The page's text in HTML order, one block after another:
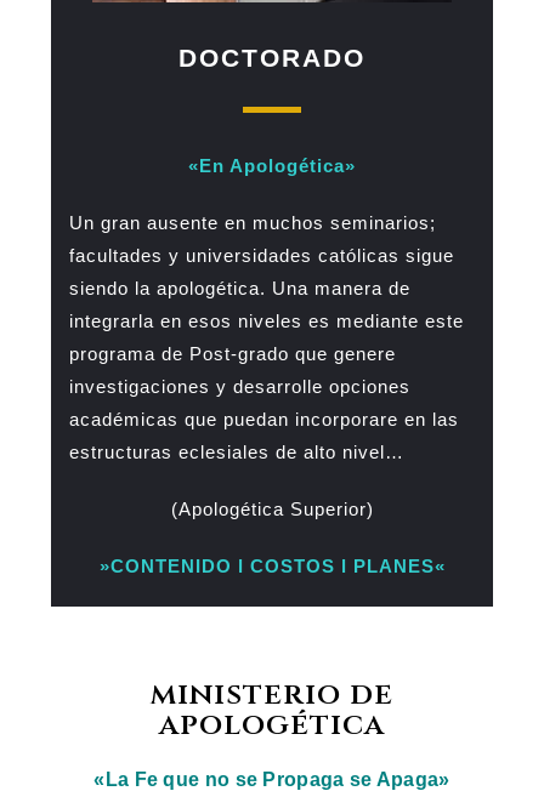
DOCTORADO
«En Apologética»
Un gran ausente en muchos seminarios;
facultades y universidades católicas sigue
siendo la apologética. Una manera de
integrarla en esos niveles es mediante este
programa de Post-grado que genere
investigaciones y desarrolle opciones
académicas que puedan incorporare en las
estructuras eclesiales de alto nivel…
(Apologética Superior)
»CONTENIDO l COSTOS l PLANES«
ministerio de
apologética
«La Fe que no se Propaga se Apaga»